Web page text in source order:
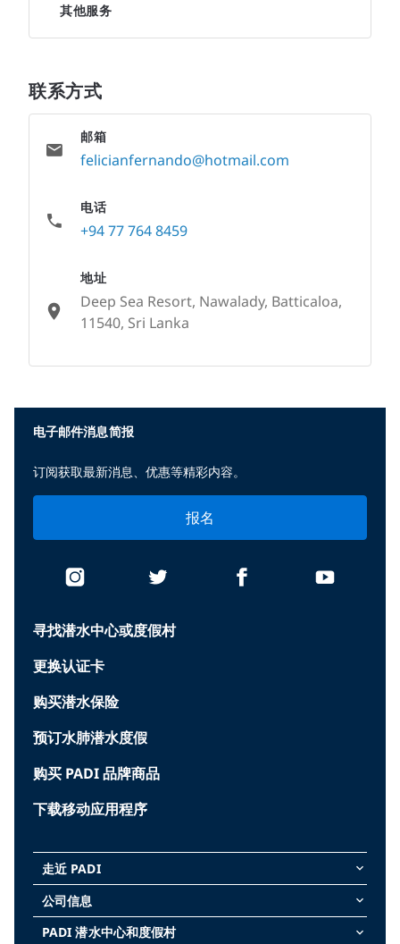
其他服务
联系方式
邮箱
felicianfernando@hotmail.com
电话
+94 77 764 8459
地址
Deep Sea Resort, Nawalady, Batticaloa,
11540, Sri Lanka
寻找潜水中心或度假村
更换认证卡
购买潜水保险
预订水肺潜水度假
购买 PADI 品牌商品
下载移动应用程序
走近 PADI keyboard_arrow_down
公司信息 keyboard_arrow_down
PADI 潜水中心和度假村 keyboard_arrow_down
电子邮件消息简报
订阅获取最新消息、优惠等精彩内容。
报名